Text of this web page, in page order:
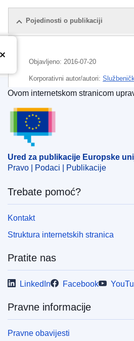
Pojedinosti o publikaciji
Objavljeno: 2016-07-20
Korporativni autor/autori:
unije)
Predmet:
prijenos mirovinskih prava
CELEX : 62014FB0043
OJ : JOC_2016_364_R_0062
IMMC : ORD-F-0043-2014
Ured za publikacije
Ovom internetskom stranicom
Ured za publikacije Europske
Pravo | Podaci | Publikacije
Trebate pomoć?
Kontakt
Struktura internetskih stranica
Pratite nas
LinkedIn Facebook
Pravne informacije
Pravne obavijesti